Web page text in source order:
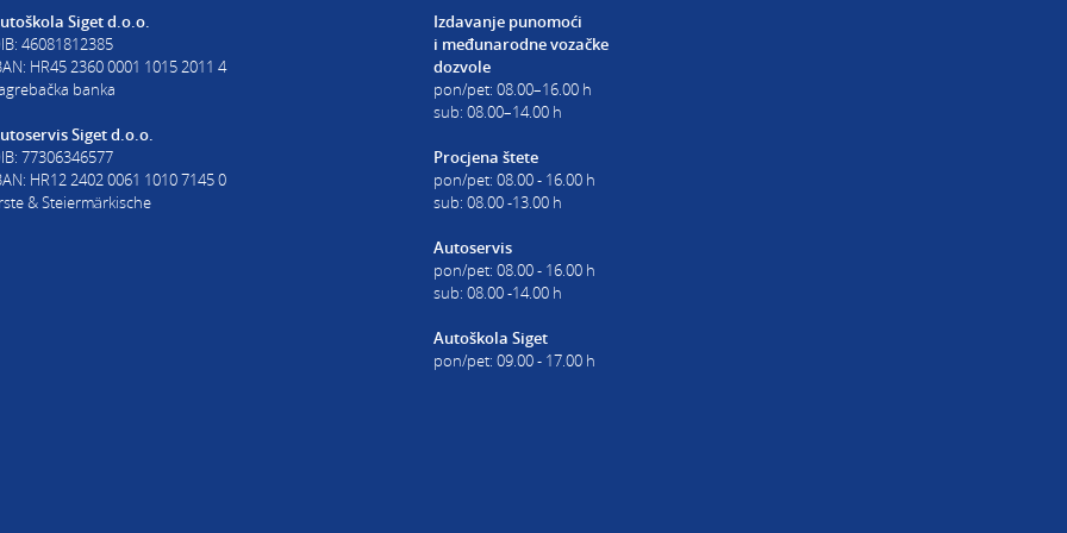
Siget d.o.o.
46081812385
HR45 2360 0001 1015 2011 4
banka
Siget d.o.o.
77306346577
HR12 2402 0061 1010 7145 0
& Steiermärkische
Izdavanje punomoći
i međunarodne vozačke
dozvole
pon/pet: 08.00–16.00 h
sub: 08.00–14.00 h
Procjena štete
pon/pet: 08.00 - 16.00 h
sub: 08.00 -13.00 h
Autoservis
pon/pet: 08.00 - 16.00 h
sub: 08.00 -14.00 h
Autoškola Siget
pon/pet: 09.00 - 17.00 h